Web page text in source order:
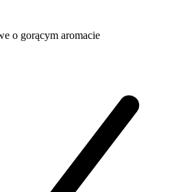
o gorącym aromacie